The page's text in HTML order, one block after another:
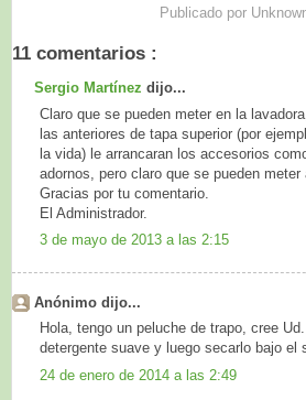
Publicado por
11 comentarios :
Sergio Martínez dijo...
Claro que se pueden meter en la
las anteriores de tapa superior (por
la vida) le arrancaran los accesorios
adornos, pero claro que se pueden meter
Gracias por tu comentario.
El Administrador.
3 de mayo de 2013 a las 2:15
Anónimo dijo...
Hola, tengo un peluche de trapo, cree
detergente suave y luego secarlo bajo el
24 de enero de 2014 a las 2:49